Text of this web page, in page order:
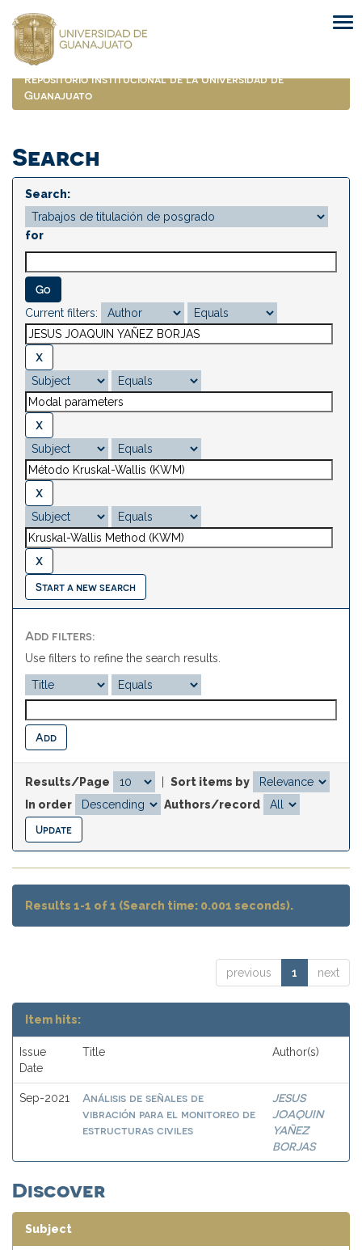
navigation
Repositorio Institucional de la Universidad de
Guanajuato
Search
Search:
for
Current filters:
Start a new search
Add filters:
Use filters to refine the search results.
Results/Page
Sort items by
In order
Authors/record
Results 1-1 of 1 (Search time: 0.001 seconds).
previous 1 next
Item hits:
Issue
Date
Title Author(s)
Sep-2021
Análisis de señales de
vibración para el monitoreo de
estructuras civiles
JESUS
JOAQUIN
YAÑEZ
BORJAS
Discover
Subject